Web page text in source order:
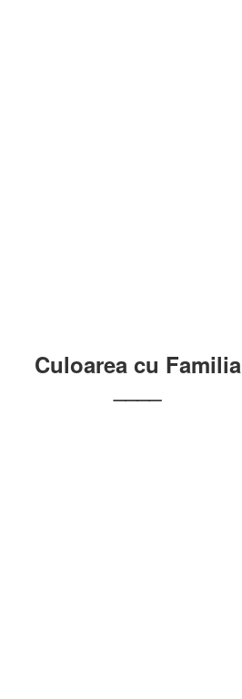
Culoarea cu Familia